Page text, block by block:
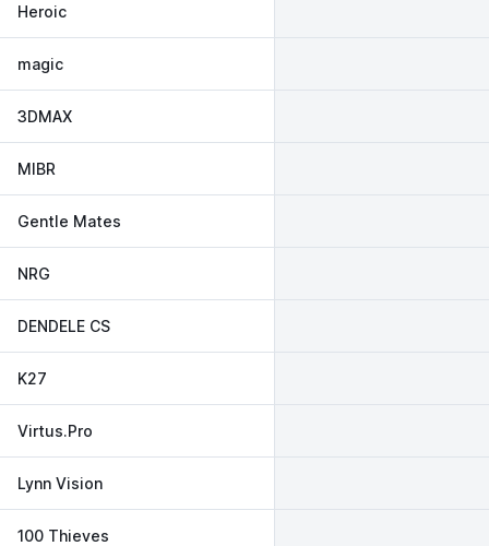
Heroic
magic
3DMAX
MIBR
Gentle Mates
NRG
DENDELE CS
K27
Virtus.Pro
Lynn Vision
100 Thieves